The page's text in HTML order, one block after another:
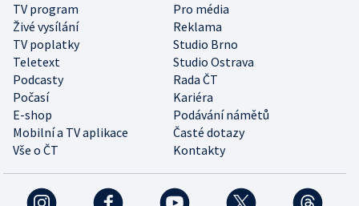
TV program
Pro média
Živé vysílání
Reklama
TV poplatky
Studio Brno
Teletext
Studio Ostrava
Podcasty
Rada ČT
Počasí
Kariéra
E-shop
Podávání námětů
Mobilní a TV aplikace
Časté dotazy
Vše o ČT
Kontakty